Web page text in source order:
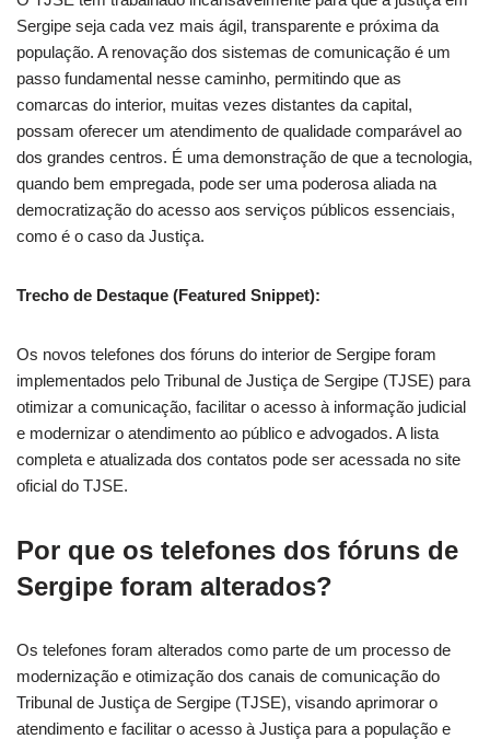
Sergipe seja cada vez mais ágil, transparente e próxima da
população. A renovação dos sistemas de comunicação é um
passo fundamental nesse caminho, permitindo que as
comarcas do interior, muitas vezes distantes da capital,
possam oferecer um atendimento de qualidade comparável ao
dos grandes centros. É uma demonstração de que a tecnologia,
quando bem empregada, pode ser uma poderosa aliada na
democratização do acesso aos serviços públicos essenciais,
como é o caso da Justiça.
Trecho de Destaque (Featured Snippet):
Os novos telefones dos fóruns do interior de Sergipe foram
implementados pelo Tribunal de Justiça de Sergipe (TJSE) para
otimizar a comunicação, facilitar o acesso à informação judicial
e modernizar o atendimento ao público e advogados. A lista
completa e atualizada dos contatos pode ser acessada no site
oficial do TJSE.
Por que os telefones dos fóruns de
Sergipe foram alterados?
Os telefones foram alterados como parte de um processo de
modernização e otimização dos canais de comunicação do
Tribunal de Justiça de Sergipe (TJSE), visando aprimorar o
atendimento e facilitar o acesso à Justiça para a população e